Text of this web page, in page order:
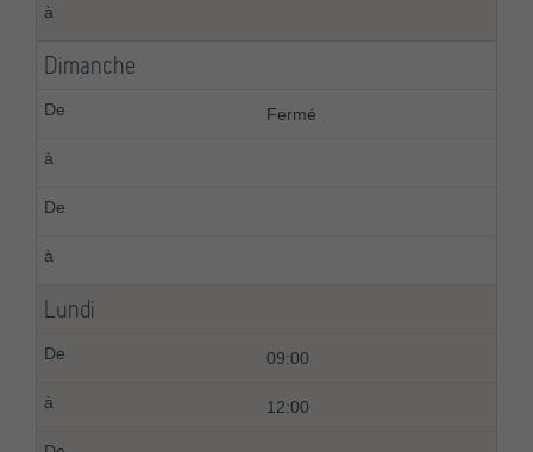
Dimanche
Fermé
Lundi
09:00
12:00